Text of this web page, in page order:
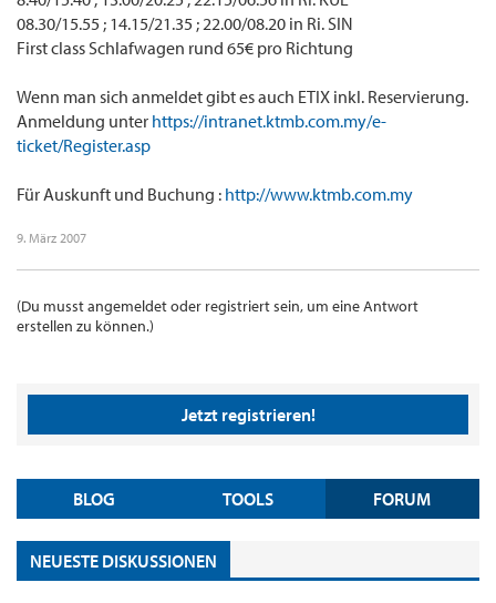
08.30/15.55 ; 14.15/21.35 ; 22.00/08.20 in Ri. SIN
First class Schlafwagen rund 65€ pro Richtung
Wenn man sich anmeldet gibt es auch ETIX inkl. Reservierung.
Anmeldung unter https://intranet.ktmb.com.my/e-
ticket/Register.asp
Für Auskunft und Buchung : http://www.ktmb.com.my
9. März 2007
(Du musst angemeldet oder registriert sein, um eine Antwort
erstellen zu können.)
Jetzt registrieren!
BLOG TOOLS FORUM
NEUESTE DISKUSSIONEN